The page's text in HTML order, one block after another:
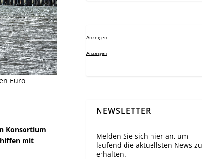
Euro
Konsortium
mit
Anzeigen
Anzeigen
NEWSLETTER
Melden Sie sich hier an, um
laufend die aktuellsten News zu
erhalten.